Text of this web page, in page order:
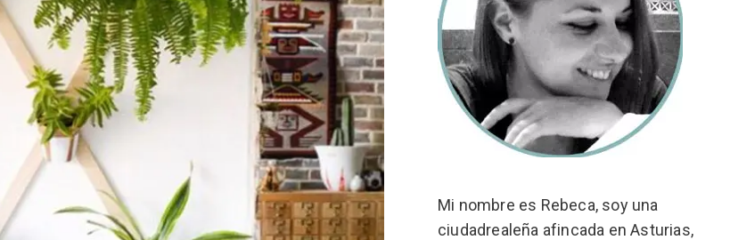
Mi nombre es Rebeca, soy una
ciudadrealeña afincada en Asturias,